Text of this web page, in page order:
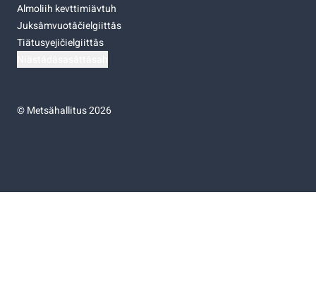
Almoliih kevttimiävtuh
Juksâmvuotâčielgiittâs
Tiätusyejičielgiittâs
©Metsähallitus 2026